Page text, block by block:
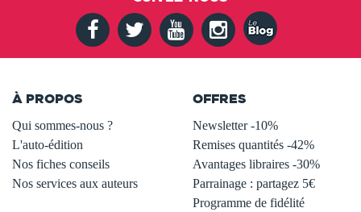
À PROPOS
Qui sommes-nous ?
L'auto-édition
Nos fiches conseils
Nos services aux auteurs
OFFRES
Newsletter -10%
Remises quantités -42%
Avantages libraires -30%
Parrainage : partagez 5€
Programme de fidélité